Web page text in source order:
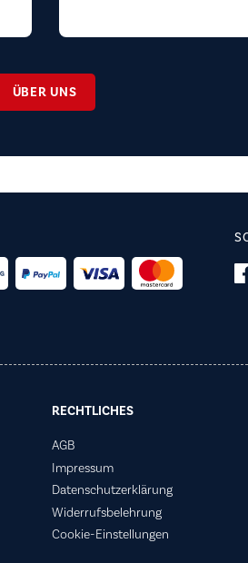
ÜBER UNS
RECHTLICHES
AGB
Impressum
Datenschutzerklärung
Widerrufsbelehrung
Cookie-Einstellungen